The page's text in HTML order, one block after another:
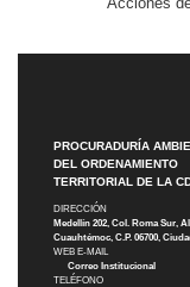
PROCURADURÍA
DEL ORDENAMIENTO
TERRITORIAL DE LA
DIRECCIÓN
Medellín 202, Col. Roma Sur,
Cuauhtémoc, C.P. 06700,
WEB E-MAIL
Correo Institucional
TELÉFONO